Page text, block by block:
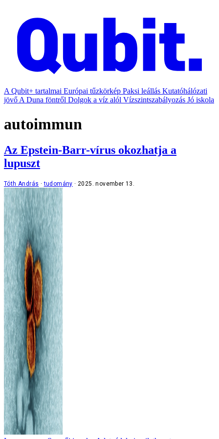
A Qubit+ tartalmai Európai tűzkörkép Paksi leállás Kutatóhálózati
jövő A Duna föntről Dolgok a víz alól Vízszintszabályozás Jó iskola
autoimmun
Az Epstein-Barr-vírus okozhatja a
lupuszt
Tóth András tudomány 2025. november 13.